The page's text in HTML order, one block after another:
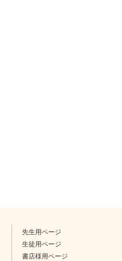
先生用ページ
生徒用ページ
書店様用ページ